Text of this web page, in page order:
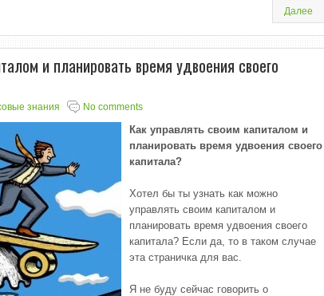
Далее
и планировать время удвоения своего
знания No comments
Как управлять своим капиталом и
планировать время удвоения своего
капитала?
Хотел бы ты узнать как можно
управлять своим капиталом и
планировать время удвоения своего
капитала? Если да, то в таком случае
эта страничка для вас.
Я не буду сейчас говорить о